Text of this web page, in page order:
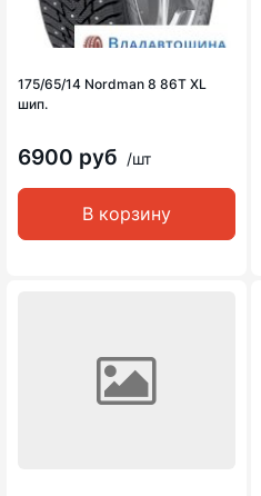
175/65/14 Nordman 8 86T XL
шип.
6900 руб /шт
В корзину